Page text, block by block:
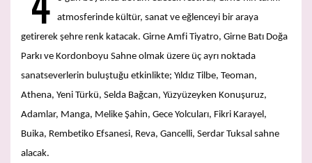
atmosferinde kültür, sanat ve eğlenceyi bir araya
getirerek şehre renk katacak. Girne Amfi Tiyatro, Girne Batı Doğa
Parkı ve Kordonboyu Sahne olmak üzere üç ayrı noktada
sanatseverlerin buluştuğu etkinlikte; Yıldız Tilbe, Teoman,
Athena, Yeni Türkü, Selda Bağcan, Yüzyüzeyken Konuşuruz,
Adamlar, Manga, Melike Şahin, Gece Yolcuları, Fikri Karayel,
Buika, Rembetiko Efsanesi, Reva, Gancelli, Serdar Tuksal sahne
alacak.